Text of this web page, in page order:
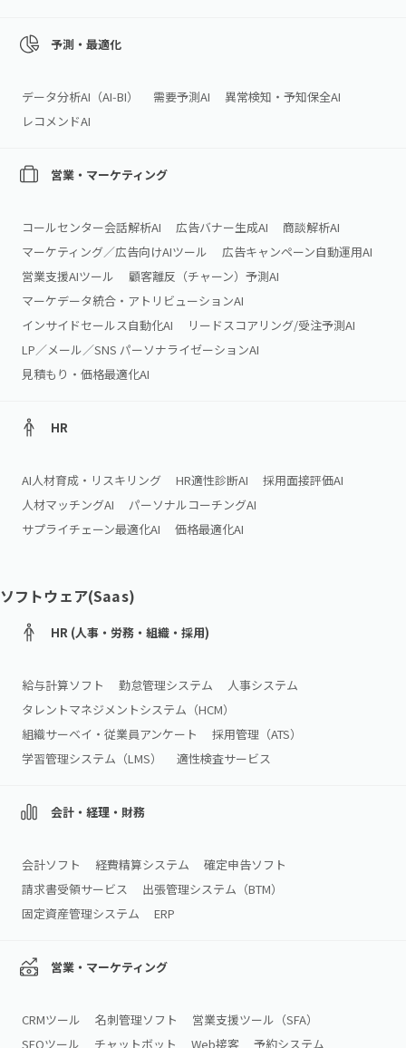
予測・最適化
データ分析AI（AI‑BI） 需要予測AI
異常検知・予知保全AI
レコメンドAI
営業・マーケティング
コールセンター会話解析AI 広告バナー生成AI
商談解析AI
マーケティング／広告向けAIツール
広告キャンペーン自動運用AI
営業支援AIツール
顧客離反（チャーン）予測AI
マーケデータ統合・アトリビューションAI
インサイドセールス自動化AI
リードスコアリング/受注予測AI
LP／メール／SNS パーソナライゼーションAI
見積もり・価格最適化AI
HR
AI人材育成・リスキリング HR適性診断AI
採用面接評価AI
人材マッチングAI
パーソナルコーチングAI
サプライチェーン最適化AI
価格最適化AI
ソフトウェア(Saas)
HR (人事・労務・組織・採用)
給与計算ソフト 勤怠管理システム
人事システム
タレントマネジメントシステム（HCM）
組織サーベイ・従業員アンケート
採用管理（ATS）
学習管理システム（LMS）
適性検査サービス
会計・経理・財務
会計ソフト 経費精算システム
確定申告ソフト
請求書受領サービス
出張管理システム（BTM）
固定資産管理システム
ERP
営業・マーケティング
CRMツール 名刺管理ソフト
営業支援ツール（SFA）
SEOツール
チャットボット Web接客 予約システム